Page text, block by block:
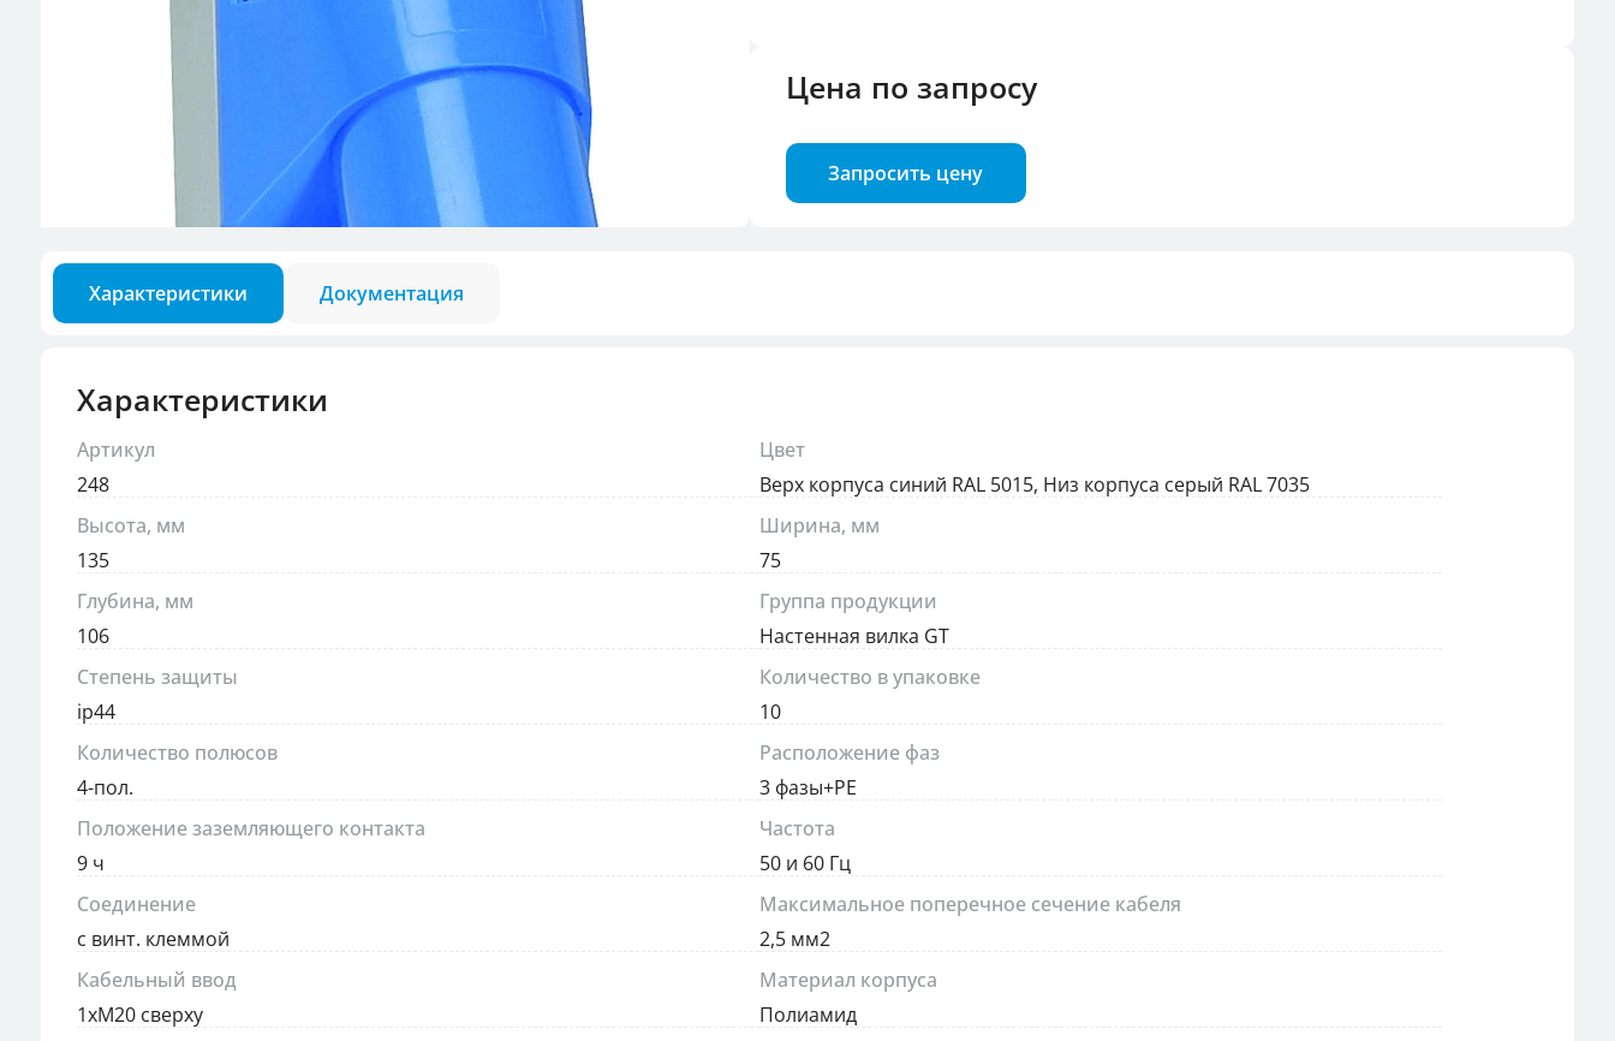
Разъемы для контроля фаз
Аксессуары для вилок и розеток
Цена по запросу
Запросить цену
Характеристики Документация
Характеристики
Артикул
248
Цвет
Верх корпуса синий RAL 5015, Низ корпуса серый RAL 7035
Высота, мм
135
Ширина, мм
75
Глубина, мм
106
Группа продукции
Настенная вилка GT
Степень защиты
ip44
Количество в упаковке
10
Количество полюсов
4-пол.
Расположение фаз
3 фазы+PE
Положение заземляющего контакта
9 ч
Частота
50 и 60 Гц
Соединение
с винт. клеммой
Максимальное поперечное сечение кабеля
2,5 мм2
Кабельный ввод
1xM20 сверху
Материал корпуса
Полиамид